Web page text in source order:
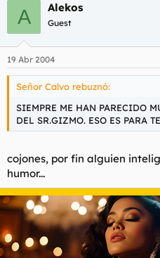
A Alekos
Guest
19 Abr 2004
Señor Calvo rebuznó:
SIEMPRE ME HAN PARECIDO
DEL SR.GIZMO. ESO ES PARA
cojones, por fin alguien
humor...